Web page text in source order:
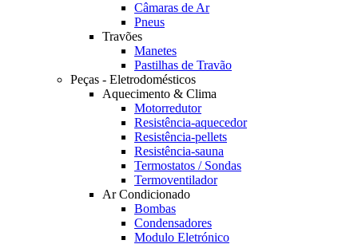
Câmaras de Ar
Pneus
Travões
Manetes
Pastilhas de Travão
Peças - Eletrodomésticos
Aquecimento & Clima
Motorredutor
Resistência-aquecedor
Resistência-pellets
Resistência-sauna
Termostatos / Sondas
Termoventilador
Ar Condicionado
Bombas
Condensadores
Modulo Eletrónico